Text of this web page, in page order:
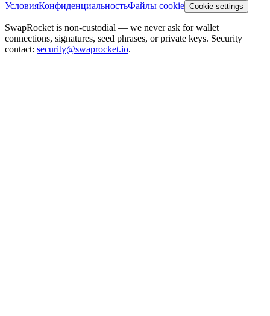
УсловияКонфиденциальностьФайлы cookie Cookie settings
SwapRocket is non-custodial — we never ask for wallet
connections, signatures, seed phrases, or private keys. Security
contact: security@swaprocket.io.